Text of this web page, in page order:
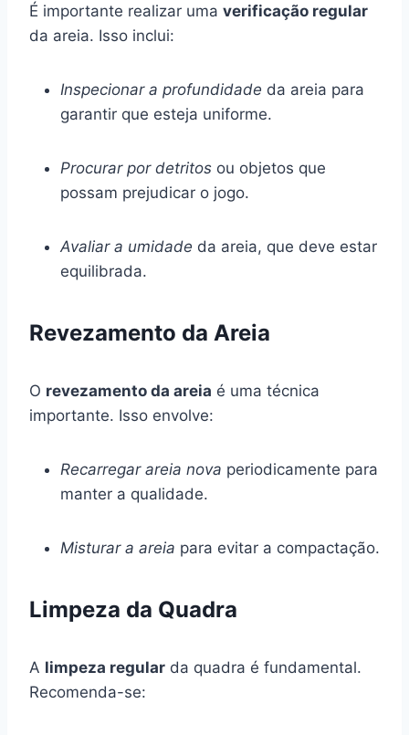
É importante realizar uma verificação regular
da areia. Isso inclui:
Inspecionar a profundidade da areia para
garantir que esteja uniforme.
Procurar por detritos ou objetos que
possam prejudicar o jogo.
Avaliar a umidade da areia, que deve estar
equilibrada.
Revezamento da Areia
O revezamento da areia é uma técnica
importante. Isso envolve:
Recarregar areia nova periodicamente para
manter a qualidade.
Misturar a areia para evitar a compactação.
Limpeza da Quadra
A limpeza regular da quadra é fundamental.
Recomenda-se: